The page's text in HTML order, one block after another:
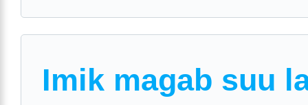
Imik magab suu